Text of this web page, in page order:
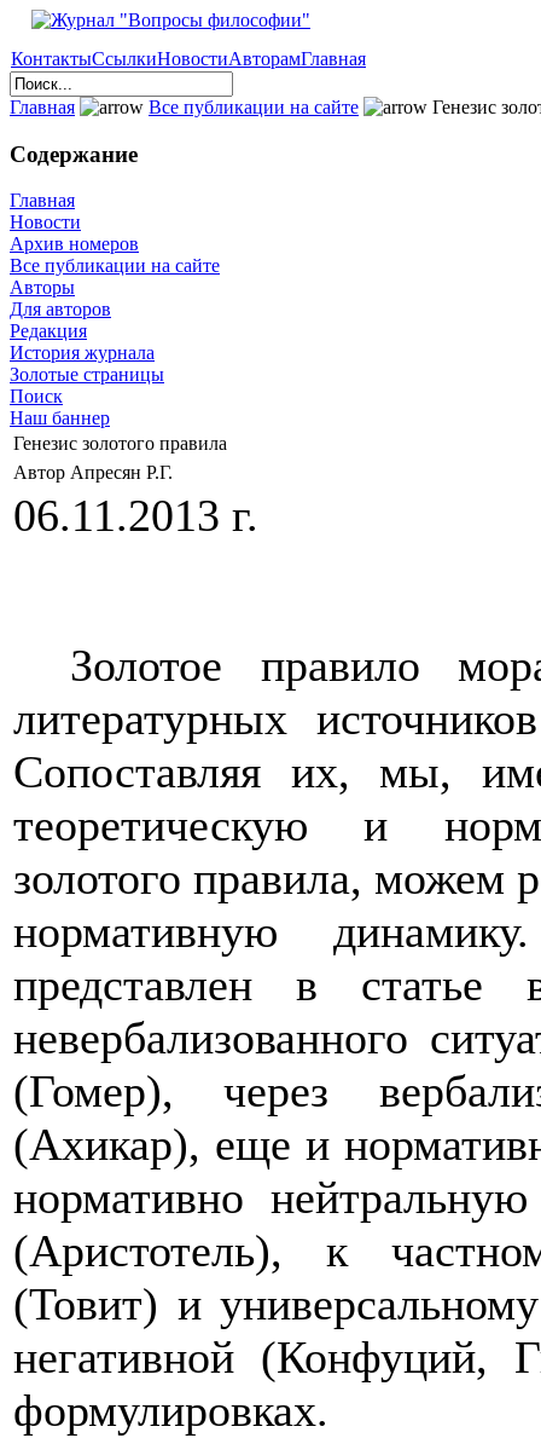
КонтактыСсылкиНовостиАвторамГлавная
Главная Все публикации на сайте Генезис
Содержание
Главная
Новости
Архив номеров
Все публикации на сайте
Авторы
Для авторов
Редакция
История журнала
Золотые страницы
Поиск
Наш баннер
Генезис золотого правила
Автор Апресян Р.Г.
06.11.2013 г.
Золотое правило
литературных
Сопоставляя их, мы,
теоретическую и
золотого правила, можем
нормативную
представлен в
невербализованного
(Гомер), через
(Ахикар), еще и
нормативно
(Аристотель), к
(Товит) и
негативной (Конфуций,
формулировках.